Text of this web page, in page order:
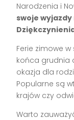
Narodzenia i
swoje
Ferie zimowe
końca grudnia
okazja dla
Popularne są
krajów czy
Warto